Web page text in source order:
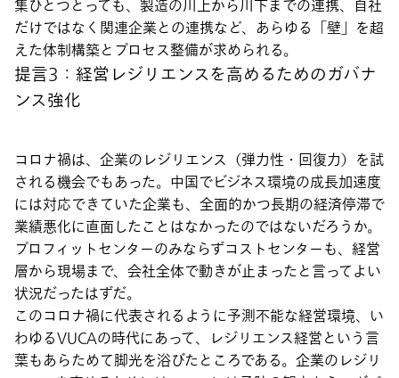
集ひとつとっても、製造の川上から川下までの連携、自社
だけではなく関連企業との連携など、あらゆる「壁」を超
えた体制構築とプロセス整備が求められる。
提言3：経営レジリエンスを高めるためのガバナ
ンス強化
コロナ禍は、企業のレジリエンス（弾力性・回復力）を試
される機会でもあった。中国でビジネス環境の成長加速度
には対応できていた企業も、全面的かつ長期の経済停滞で
業績悪化に直面したことはなかったのではないだろうか。
プロフィットセンターのみならずコストセンターも、経営
層から現場まで、会社全体で動きが止まったと言ってよい
状況だったはずだ。
このコロナ禍に代表されるように予測不能な経営環境、い
わゆるVUCAの時代にあって、レジリエンス経営という言
葉もあらためて脚光を浴びたところである。企業のレジリ